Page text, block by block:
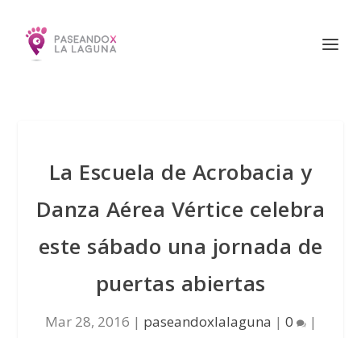
La Escuela de Acrobacia y
Danza Aérea Vértice celebra
este sábado una jornada de
puertas abiertas
Mar 28, 2016 | paseandoxlalaguna | 0 |